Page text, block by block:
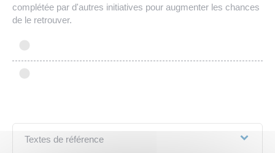
complétée par d'autres initiatives pour augmenter les chances
de le retrouver.
Textes de référence